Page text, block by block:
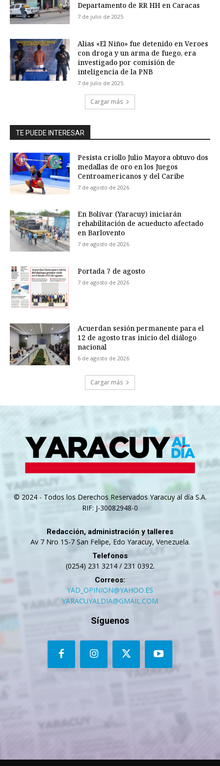
Departamento de RR HH en Caracas
7 de julio de 2025
Alias «El Niño» fue detenido en Veroes
con droga y un arma de fuego, era
investigado por comisión de
inteligencia de la PNB
7 de julio de 2025
Cargar más
TE PUEDE INTERESAR
Pesista criollo Julio Mayora obtuvo dos
medallas de oro en los Juegos
Centroamericanos y del Caribe
7 de agosto de 2026
En Bolívar (Yaracuy) iniciarán
rehabilitación de acueducto afectado
en Barlovento
7 de agosto de 2026
Portada 7 de agosto
7 de agosto de 2026
Acuerdan sesión permanente para el
12 de agosto tras inicio del diálogo
nacional
6 de agosto de 2026
Cargar más
© 2024 - Todos los Derechos Reservados Yaracuy al día S.A.
RIF: J-30082948-0
Redacción, administración y talleres
Av 7 Nro 15-7 San Felipe, Edo Yaracuy, Venezuela.
Telefonos
(0254) 231 3214 / 231 0392.
Correos:
YAD_OPINION@YAHOO.ES
YARACUYALDIA@GMAIL.COM
Síguenos